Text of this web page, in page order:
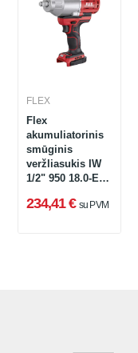
FLEX
Flex
akumuliatorinis
smūginis
veržliasukis IW
1/2" 950 18.0-EC
akumuliatoriaus
234,41 € su PVM